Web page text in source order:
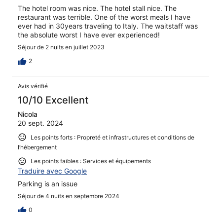
The hotel room was nice. The hotel stall nice. The
restaurant was terrible. One of the worst meals I have
ever had in 30years traveling to Italy. The waitstaff was
the absolute worst I have ever experienced!
Séjour de 2 nuits en juillet 2023
2
Avis vérifié
10/10 Excellent
Nicola
20 sept. 2024
Les points forts : Propreté et infrastructures et conditions de
l’hébergement
Les points faibles : Services et équipements
Traduire avec Google
Parking is an issue
Séjour de 4 nuits en septembre 2024
0